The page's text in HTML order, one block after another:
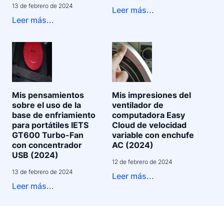
13 de febrero de 2024
Leer más...
Leer más...
Mis pensamientos
sobre el uso de la
base de enfriamiento
para portátiles IETS
GT600 Turbo-Fan
con concentrador
USB (2024)
13 de febrero de 2024
Leer más...
Mis impresiones del
ventilador de
computadora Easy
Cloud de velocidad
variable con enchufe
AC (2024)
12 de febrero de 2024
Leer más...